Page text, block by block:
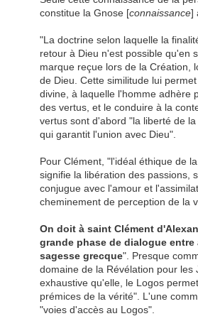
constitue la Gnose [connaissance]
"La doctrine selon laquelle la
retour à Dieu n'est possible qu'en
marque reçue lors de la Création,
de Dieu. Cette similitude lui
divine, à laquelle l'homme adhère
des vertus, et le conduire à la
vertus sont d'abord "la liberté de
qui garantit l'union avec Dieu".
Pour Clément, "l'idéal éthique de
signifie la libération des passions,
conjugue avec l'amour et
cheminement de perception de la
On doit à saint Clément
grande phase de dialogue
sagesse grecque". Presque
domaine de la Révélation pour les
exhaustive qu'elle, le Logos
prémices de la vérité". L'une
"voies d'accès au Logos".